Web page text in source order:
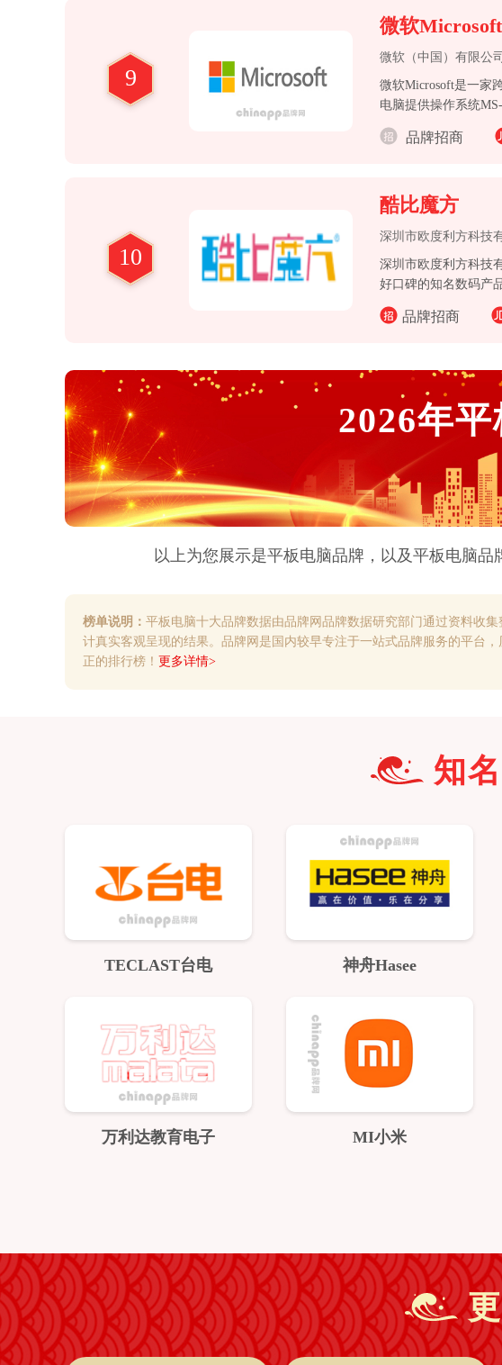
9
微软Microsoft
微软（中国）有限公司
微软Microsoft是一家
电脑提供操作系统
代。20世纪90年代到
品牌招商
10
酷比魔方
深圳市欧度利方科技
深圳市欧度利方科技
好口碑的知名数码产
品牌招商
2026年平
以上为您展示是平板电脑品牌，以及平板电脑品
榜单说明： 平板电脑十大品牌数据由品牌网品牌数据研究部门通过资料收
计真实客观呈现的结果。品牌网是国内较早专注于一站式品牌服务的平台
正的排行榜！ 更多详情>
知名
TECLAST台电 神舟Hasee
万利达教育电子 MI小米